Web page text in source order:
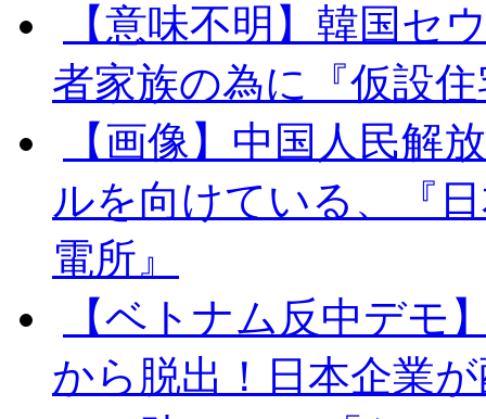
【意味不明】韓国セ
者家族の為に『仮設
【画像】中国人民解
ルを向けている、『
電所』
【ベトナム反中デモ
から脱出！日本企業